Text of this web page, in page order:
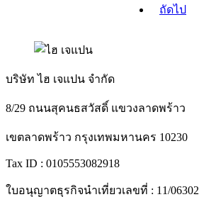
ถัดไป
บริษัท ไฮ เจแปน จำกัด
8/29 ถนนสุคนธสวัสดิ์ แขวงลาดพร้าว
เขตลาดพร้าว กรุงเทพมหานคร 10230
Tax ID : 0105553082918
ใบอนุญาตธุรกิจนำเที่ยวเลขที่ : 11/06302